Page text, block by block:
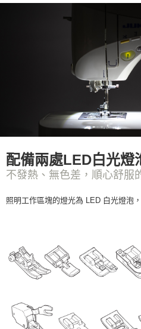
配備兩處LED白光燈
不發熱、無色差，順心舒服
照明工作區塊的燈光為 LED 白光燈泡